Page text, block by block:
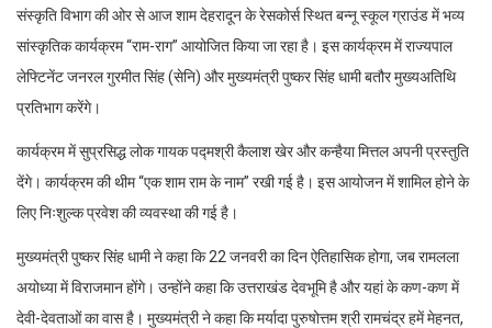
संस्कृति विभाग की ओर से आज शाम देहरादून के रेसकोर्स स्थित बन्नू स्कूल ग्राउंड में भव्य
सांस्कृतिक कार्यक्रम “राम-राग” आयोजित किया जा रहा है। इस कार्यक्रम में राज्यपाल
लेफ्टिनेंट जनरल गुरमीत सिंह (सेनि) और मुख्यमंत्री पुष्कर सिंह धामी बतौर मुख्यअतिथि
प्रतिभाग करेंगे।
कार्यक्रम में सुप्रसिद्ध लोक गायक पद्मश्री कैलाश खेर और कन्हैया मित्तल अपनी प्रस्तुति
देंगे। कार्यक्रम की थीम “एक शाम राम के नाम” रखी गई है। इस आयोजन में शामिल होने के
लिए निःशुल्क प्रवेश की व्यवस्था की गई है।
मुख्यमंत्री पुष्कर सिंह धामी ने कहा कि 22 जनवरी का दिन ऐतिहासिक होगा, जब रामलला
अयोध्या में विराजमान होंगे। उन्होंने कहा कि उत्तराखंड देवभूमि है और यहां के कण-कण में
देवी-देवताओं का वास है। मुख्यमंत्री ने कहा कि मर्यादा पुरुषोत्तम श्री रामचंद्र हमें मेहनत,